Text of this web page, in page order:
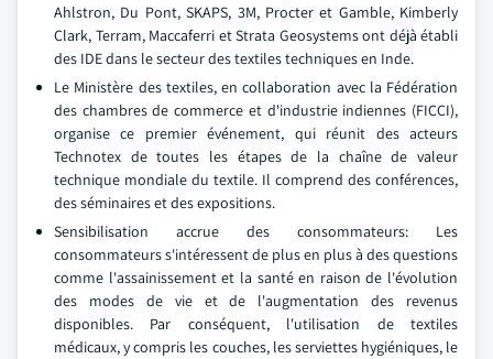
Ahlstron, Du Pont, SKAPS, 3M, Procter et Gamble, Kimberly
Clark, Terram, Maccaferri et Strata Geosystems ont déjà établi
des IDE dans le secteur des textiles techniques en Inde.
Le Ministère des textiles, en collaboration avec la Fédération
des chambres de commerce et d'industrie indiennes (FICCI),
organise ce premier événement, qui réunit des acteurs
Technotex de toutes les étapes de la chaîne de valeur
technique mondiale du textile. Il comprend des conférences,
des séminaires et des expositions.
Sensibilisation accrue des consommateurs: Les
consommateurs s'intéressent de plus en plus à des questions
comme l'assainissement et la santé en raison de l'évolution
des modes de vie et de l'augmentation des revenus
disponibles. Par conséquent, l'utilisation de textiles
médicaux, y compris les couches, les serviettes hygiéniques, le